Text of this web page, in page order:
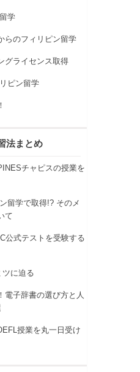
学
らのフィリピン留学
グライセンス取得
ピン留学
法まとめ
チャピスの授業を
留学で取得!? そのメ
て
公式テストを受験する
ツに迫る
電子辞書の選び方と人
授業を丸一日受け